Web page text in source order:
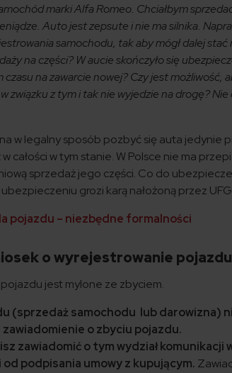
marki Alfa Romeo. Chciałbym
Auto jest zepsute i nie ma silnika.
samochodu, tak aby mógł dalej
na części? W aucie skończyło się
czasu na zawarcie nowej? Czy jest możliwość,
związku z tym i tak nie wyjedzie na drogę?
w legalny sposób pozbyć się auta jedynie
całości w tym stanie. W Polsce nie ma
sprzedaż jego części. Co do
grozi karą nałożoną przez
pojazdu – niezbędne formalności
o wyrejestrowanie
jest mylone ze zbyciem.
(sprzedaż samochodu lub darowizna)
o zbyciu pojazdu.
zawiadomić o tym wydział komunikacji
podpisania umowy z kupującym.